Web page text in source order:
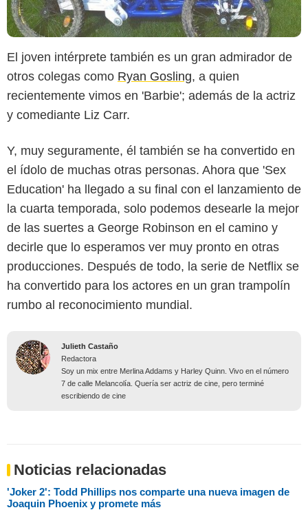
El joven intérprete también es un gran admirador de
otros colegas como Ryan Gosling, a quien
recientemente vimos en 'Barbie'; además de la actriz
y comediante Liz Carr.
Y, muy seguramente, él también se ha convertido en
el ídolo de muchas otras personas. Ahora que 'Sex
Education' ha llegado a su final con el lanzamiento de
la cuarta temporada, solo podemos desearle la mejor
de las suertes a George Robinson en el camino y
decirle que lo esperamos ver muy pronto en otras
producciones. Después de todo, la serie de Netflix se
ha convertido para los actores en un gran trampolín
rumbo al reconocimiento mundial.
Julieth Castaño
Redactora
Soy un mix entre Merlina Addams y Harley Quinn. Vivo en el número
7 de calle Melancolía. Quería ser actriz de cine, pero terminé
escribiendo de cine
Noticias relacionadas
'Joker 2': Todd Phillips nos comparte una nueva imagen de
Joaquin Phoenix y promete más